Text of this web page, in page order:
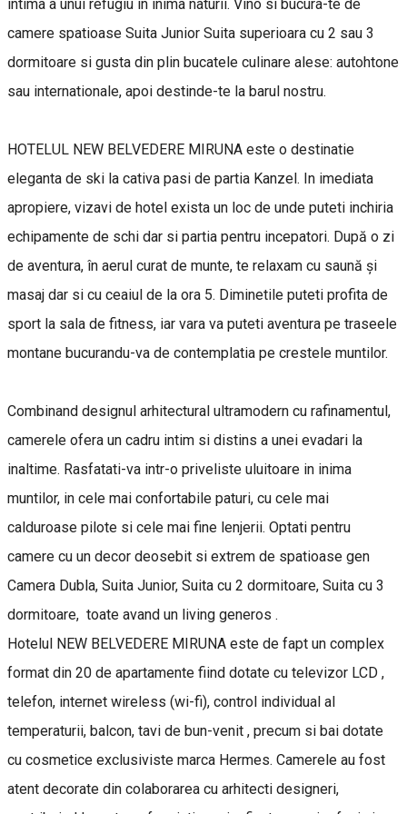
intima a unui refugiu in inima naturii. Vino si bucura-te de
camere spatioase Suita Junior Suita superioara cu 2 sau 3
dormitoare si gusta din plin bucatele culinare alese: autohtone
sau internationale, apoi destinde-te la barul nostru.
HOTELUL NEW BELVEDERE MIRUNA este o destinatie
eleganta de ski la cativa pasi de partia Kanzel. In imediata
apropiere, vizavi de hotel exista un loc de unde puteti inchiria
echipamente de schi dar si partia pentru incepatori. După o zi
de aventura, în aerul curat de munte, te relaxam cu saună şi
masaj dar si cu ceaiul de la ora 5. Diminetile puteti profita de
sport la sala de fitness, iar vara va puteti aventura pe traseele
montane bucurandu-va de contemplatia pe crestele muntilor.
Combinand designul arhitectural ultramodern cu rafinamentul,
camerele ofera un cadru intim si distins a unei evadari la
inaltime. Rasfatati-va intr-o priveliste uluitoare in inima
muntilor, in cele mai confortabile paturi, cu cele mai
calduroase pilote si cele mai fine lenjerii. Optati pentru
camere cu un decor deosebit si extrem de spatioase gen
Camera Dubla, Suita Junior, Suita cu 2 dormitoare, Suita cu 3
dormitoare, toate avand un living generos .
Hotelul NEW BELVEDERE MIRUNA este de fapt un complex
format din 20 de apartamente fiind dotate cu televizor LCD ,
telefon, internet wireless (wi-fi), control individual al
temperaturii, balcon, tavi de bun-venit , precum si bai dotate
cu cosmetice exclusiviste marca Hermes. Camerele au fost
atent decorate din colaborarea cu arhitecti designeri,